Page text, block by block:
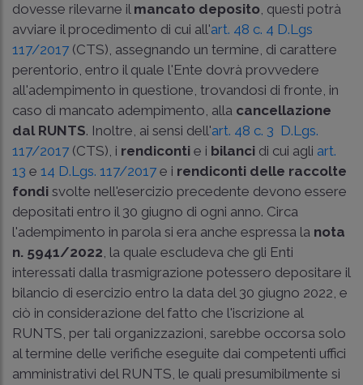
dovesse rilevarne il mancato deposito, questi potrà
avviare il procedimento di cui all'art. 48 c. 4 D.Lgs
117/2017 (CTS), assegnando un termine, di carattere
perentorio, entro il quale l'Ente dovrà provvedere
all'adempimento in questione, trovandosi di fronte, in
caso di mancato adempimento, alla cancellazione
dal RUNTS. Inoltre, ai sensi dell'art. 48 c. 3 D.Lgs.
117/2017 (CTS), i rendiconti e i bilanci di cui agli art.
13 e 14 D.Lgs. 117/2017 e i rendiconti delle raccolte
fondi svolte nell'esercizio precedente devono essere
depositati entro il 30 giugno di ogni anno. Circa
l'adempimento in parola si era anche espressa la nota
n. 5941/2022, la quale escludeva che gli Enti
interessati dalla trasmigrazione potessero depositare il
bilancio di esercizio entro la data del 30 giugno 2022, e
ciò in considerazione del fatto che l'iscrizione al
RUNTS, per tali organizzazioni, sarebbe occorsa solo
al termine delle verifiche eseguite dai competenti uffici
amministrativi del RUNTS, le quali presumibilmente si